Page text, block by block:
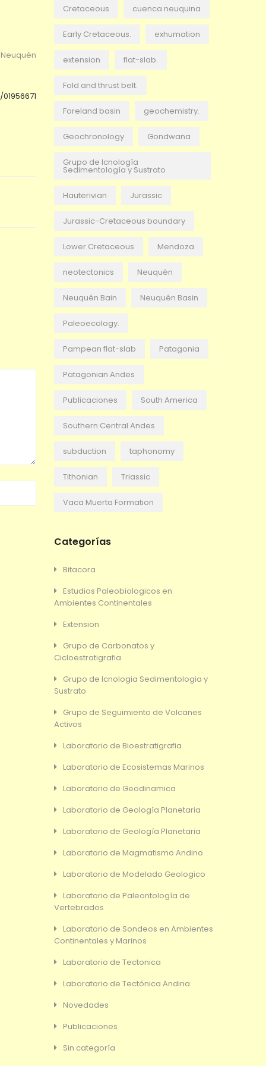
Cretaceous cuenca neuquina
Early Cretaceous. exhumation
extension flat-slab.
Fold and thrust belt.
Foreland basin geochemistry.
Geochronology Gondwana
Grupo de Icnología
Sedimentología y Sustrato
Hauterivian Jurassic
Jurassic-Cretaceous boundary
Lower Cretaceous Mendoza
neotectonics Neuquén
Neuquén Bain Neuquén Basin
Paleoecology.
Pampean flat-slab Patagonia
Patagonian Andes
Publicaciones South America
Southern Central Andes
subduction taphonomy
Tithonian Triassic
Vaca Muerta Formation
Categorías
Bitacora
Estudios Paleobiologicos en
Ambientes Continentales
Extension
Grupo de Carbonatos y
Cicloestratigrafia
Grupo de Icnologia Sedimentologia y
Sustrato
Grupo de Seguimiento de Volcanes
Activos
Laboratorio de Bioestratigrafia
Laboratorio de Ecosistemas Marinos
Laboratorio de Geodinamica
Laboratorio de Geología Planetaria
Laboratorio de Geología Planetaria
Laboratorio de Magmatismo Andino
Laboratorio de Modelado Geologico
Laboratorio de Paleontología de
Vertebrados
Laboratorio de Sondeos en Ambientes
Continentales y Marinos
Laboratorio de Tectonica
Laboratorio de Tectónica Andina
Novedades
Publicaciones
Sin categoría